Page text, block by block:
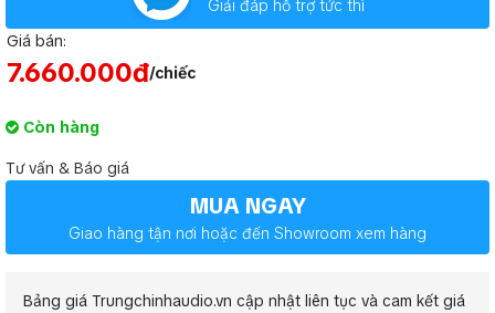
Giải đáp hỗ trợ tức thì
Giá bán:
7.660.000đ/chiếc
Còn hàng
Tư vấn & Báo giá
MUA NGAY
Giao hàng tận nơi hoặc đến Showroom xem hàng
Bảng giá Trungchinhaudio.vn cập nhật liên tục và cam kết giá